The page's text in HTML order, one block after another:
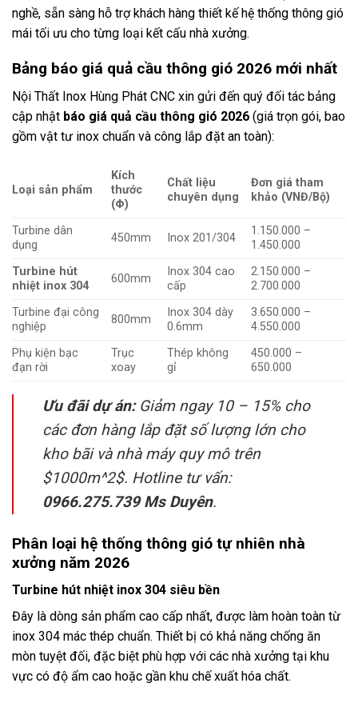
nghề, sẵn sàng hỗ trợ khách hàng thiết kế hệ thống thông gió
mái tối ưu cho từng loại kết cấu nhà xưởng.
Bảng báo giá quả cầu thông gió 2026 mới nhất
Nội Thất Inox Hùng Phát CNC xin gửi đến quý đối tác bảng
cập nhật báo giá quả cầu thông gió 2026 (giá trọn gói, bao
gồm vật tư inox chuẩn và công lắp đặt an toàn):
Loại sản phẩm
Kích
thước
(Φ)
Chất liệu
chuyên dụng
Đơn giá tham
khảo (VNĐ/Bộ)
Turbine dân
dụng
450mm Inox 201/304
1.150.000 –
1.450.000
Turbine hút
nhiệt inox 304
600mm
Inox 304 cao
cấp
2.150.000 –
2.700.000
Turbine đại công
nghiệp
800mm
Inox 304 dày
0.6mm
3.650.000 –
4.550.000
Phụ kiện bạc
đạn rời
Trục
xoay
Thép không
gỉ
450.000 –
650.000
Ưu đãi dự án:Giảm ngay 10 – 15% cho
các đơn hàng lắp đặt số lượng lớn cho
kho bãi và nhà máy quy mô trên
$1000m^2$. Hotline tư vấn:
0966.275.739 Ms Duyên.
Phân loại hệ thống thông gió tự nhiên nhà
xưởng năm 2026
Turbine hút nhiệt inox 304 siêu bền
Đây là dòng sản phẩm cao cấp nhất, được làm hoàn toàn từ
inox 304 mác thép chuẩn. Thiết bị có khả năng chống ăn
mòn tuyệt đối, đặc biệt phù hợp với các nhà xưởng tại khu
vực có độ ẩm cao hoặc gần khu chế xuất hóa chất.